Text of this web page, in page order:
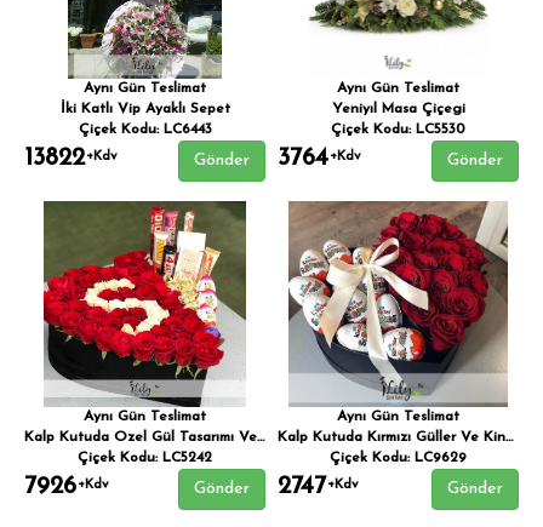
Aynı Gün Teslimat
İki Katlı Vip Ayaklı Sepet
Çiçek Kodu: LC6443
13822+Kdv Gönder
Aynı Gün Teslimat
Yeniyıl Masa Çiçegi
Çiçek Kodu: LC5530
3764+Kdv Gönder
Aynı Gün Teslimat
Kalp Kutuda Ozel Gül Tasarımı Ve Çikolatalar
Çiçek Kodu: LC5242
7926+Kdv Gönder
Aynı Gün Teslimat
Kalp Kutuda Kırmızı Güller Ve Kinderler
Çiçek Kodu: LC9629
2747+Kdv Gönder